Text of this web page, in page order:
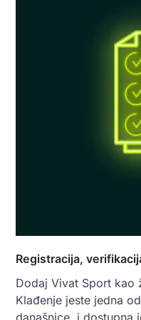
Registracija,
Dodaj Vivat Sport kao
Klađenje jeste jedna
današnice, i dostupna